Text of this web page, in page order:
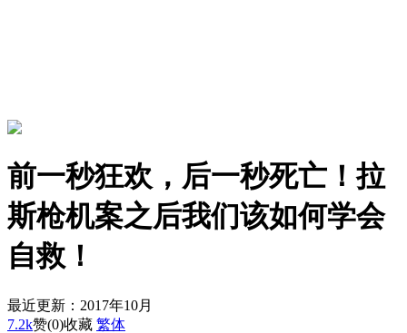
前一秒狂欢，后一秒死亡！拉
斯枪机案之后我们该如何学会
自救！
最近更新：2017年10月
7.2k赞(0)收藏 繁体